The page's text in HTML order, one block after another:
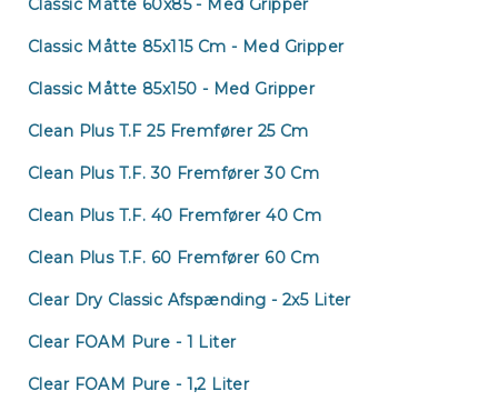
Classic Måtte 60x85 - Med Gripper
Classic Måtte 85x115 Cm - Med Gripper
Classic Måtte 85x150 - Med Gripper
Clean Plus T.F 25 Fremfører 25 Cm
Clean Plus T.F. 30 Fremfører 30 Cm
Clean Plus T.F. 40 Fremfører 40 Cm
Clean Plus T.F. 60 Fremfører 60 Cm
Clear Dry Classic Afspænding - 2x5 Liter
Clear FOAM Pure - 1 Liter
Clear FOAM Pure - 1,2 Liter